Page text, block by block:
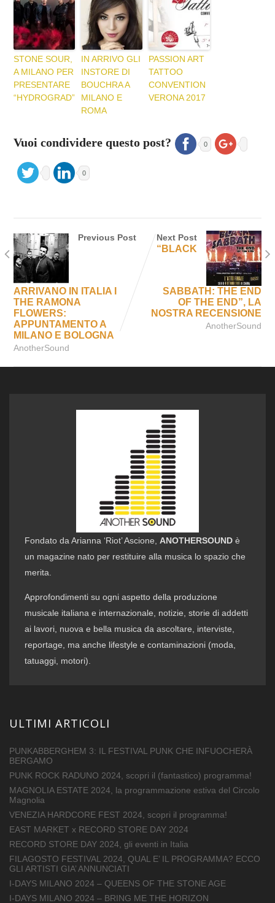
STONE SOUR,
A MILANO PER
PRESENTARE
“HYDROGRAD”
IN ARRIVO GLI
INSTORE DI
BOUCHRA A
MILANO E
ROMA
PASSION ART
TATTOO
CONVENTION
VERONA 2017
Vuoi condividere questo post? 0
0
Previous Post
ARRIVANO IN ITALIA I
THE RAMONA
FLOWERS:
APPUNTAMENTO A
MILANO E BOLOGNA
AnotherSound
Next Post
“BLACK
SABBATH: THE END
OF THE END”, LA
NOSTRA RECENSIONE
AnotherSound
Fondato da Arianna ‘Riot’ Ascione,ANOTHERSOUND è
un magazine nato per restituire alla musica lo spazio che
merita.
Approfondimenti su ogni aspetto della produzione
musicale italiana e internazionale, notizie, storie di addetti
ai lavori, nuova e bella musica da ascoltare, interviste,
reportage, ma anche lifestyle e contaminazioni (moda,
tatuaggi, motori).
ULTIMI ARTICOLI
PUNKABBERGHEM 3: IL FESTIVAL PUNK CHE INFUOCHERÀ
BERGAMO
PUNK ROCK RADUNO 2024, scopri il (fantastico) programma!
MAGNOLIA ESTATE 2024, la programmazione estiva del Circolo
Magnolia
VENEZIA HARDCORE FEST 2024, scopri il programma!
EAST MARKET x RECORD STORE DAY 2024
RECORD STORE DAY 2024, gli eventi in Italia
FILAGOSTO FESTIVAL 2024, QUAL E’ IL PROGRAMMA? ECCO
GLI ARTISTI GIA’ ANNUNCIATI
I-DAYS MILANO 2024 – QUEENS OF THE STONE AGE
I-DAYS MILANO 2024 – BRING ME THE HORIZON